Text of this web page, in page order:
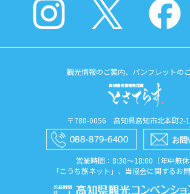
観光情報のご案内、パンフレットの
〒780-0056 高知県高知市北本町2-
営業時間：8:30〜18:00（年中無休
「こうち旅ネット」、当協会に関するお